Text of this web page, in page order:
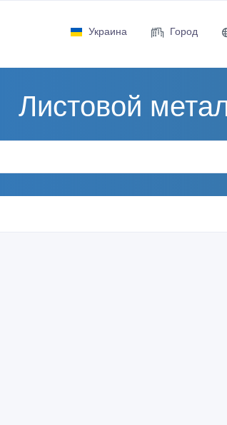
Украина Город
Листовой